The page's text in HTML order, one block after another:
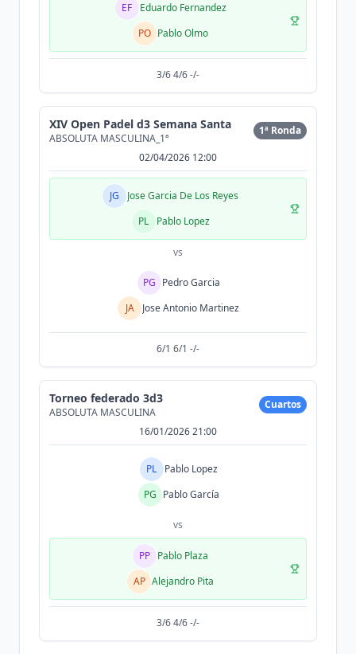
EF
Eduardo Fernandez
PO Pablo Olmo
3/6 4/6 -/-
XIV Open Padel d3 Semana Santa
ABSOLUTA MASCULINA_1ª
1ª Ronda
02/04/2026 12:00
JG
Jose Garcia De Los Reyes
PL
Pablo Lopez
vs
PG Pedro Garcia
JA
Jose Antonio Martinez
6/1 6/1 -/-
Torneo federado 3d3
ABSOLUTA MASCULINA
Cuartos
16/01/2026 21:00
PL
Pablo Lopez
PG Pablo García
vs
PP Pablo Plaza
AP Alejandro Pita
3/6 4/6 -/-